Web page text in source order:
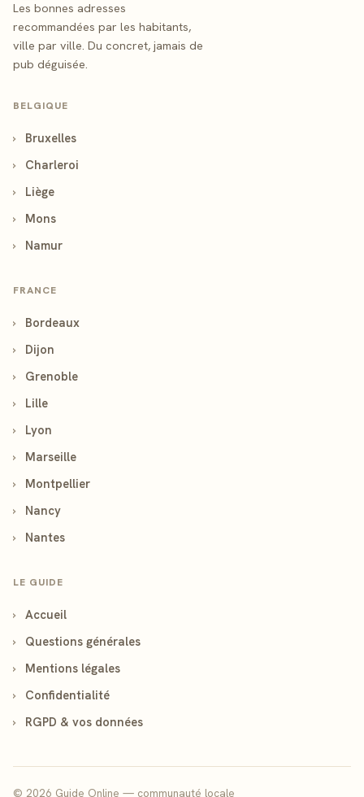
Les bonnes adresses
recommandées par les habitants,
ville par ville. Du concret, jamais de
pub déguisée.
BELGIQUE
›
Bruxelles
›
Charleroi
›
Liège
›
Mons
›
Namur
FRANCE
›
Bordeaux
›
Dijon
›
Grenoble
›
Lille
›
Lyon
›
Marseille
›
Montpellier
›
Nancy
›
Nantes
LE GUIDE
›
Accueil
›
Questions générales
›
Mentions légales
›
Confidentialité
›
RGPD & vos données
© 2026 Guide Online — communauté locale